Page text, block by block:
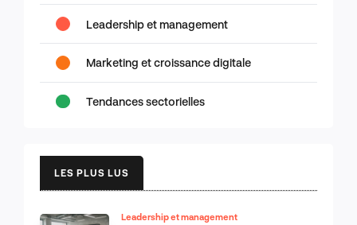
Leadership et management
Marketing et croissance digitale
Tendances sectorielles
LES PLUS LUS
Leadership et management